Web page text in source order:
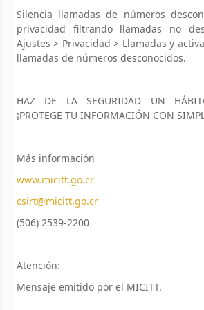
Silencia llamadas de números
privacidad filtrando llamadas no
Ajustes > Privacidad > Llamadas y
llamadas de números desconocidos.
HAZ DE LA SEGURIDAD UN
¡PROTEGE TU INFORMACIÓN CON
Más información
www.micitt.go.cr
csirt@micitt.go.cr
(506) 2539-2200
Atención:
Mensaje emitido por el MICITT.